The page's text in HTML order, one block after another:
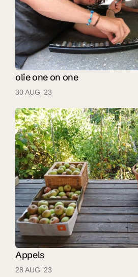
olie one on one
30 AUG ’23
Appels
28 AUG ’23